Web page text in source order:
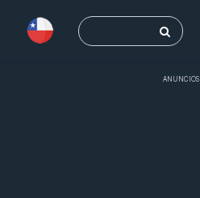
Buscar:
ANUNCIOS